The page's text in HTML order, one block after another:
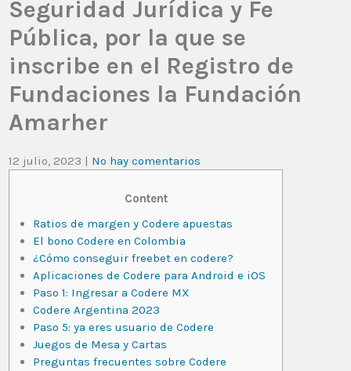
Seguridad Jurídica y Fe
Pública, por la que se
inscribe en el Registro de
Fundaciones la Fundación
Amarher
12 julio, 2023 | No hay comentarios
Content
Ratios de margen y Codere apuestas
El bono Codere en Colombia
¿Cómo conseguir freebet en codere?
Aplicaciones de Codere para Android e iOS
Paso 1: Ingresar a Codere MX
Codere Argentina 2023
Paso 5: ya eres usuario de Codere
Juegos de Mesa y Cartas
Preguntas frecuentes sobre Codere